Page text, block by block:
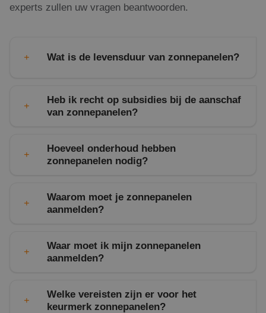
experts zullen uw vragen beantwoorden.
Wat is de levensduur van zonnepanelen?
Heb ik recht op subsidies bij de aanschaf
van zonnepanelen?
Hoeveel onderhoud hebben
zonnepanelen nodig?
Waarom moet je zonnepanelen
aanmelden?
Waar moet ik mijn zonnepanelen
aanmelden?
netbeheerder kan gemakkelijk worden gedaan op
Welke vereisten zijn er voor het
keurmerk zonnepanelen?